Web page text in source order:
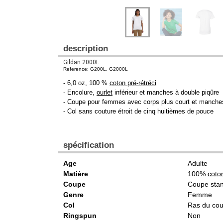
description
Gildan 2000L
Reference: G200L, G2000L
- 6,0 oz, 100 % coton pré-rétréci
- Encolure, ourlet inférieur et manches à double piqûre
- Coupe pour femmes avec corps plus court et
- Col sans couture étroit de cinq huitièmes de pouce
spécification
Age
Adulte
Matière
100%
Coupe
Coupe
Genre
Femme
Col
Ras du cou
Ringspun
Non